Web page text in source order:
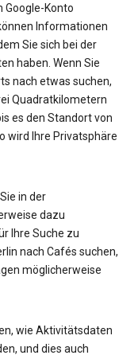
Google-Konto
Informationen
Sie sich bei der
haben. Wenn Sie
nach etwas suchen,
Quadratkilometern
es den Standort von
wird Ihre Privatsphäre
in der
dazu
Ihre Suche zu
nach Cafés suchen,
möglicherweise
wie Aktivitätsdaten
und dies auch